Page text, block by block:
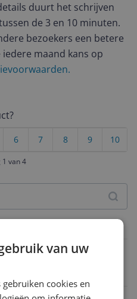
duurt het schrijven
de 3 en 10 minuten.
bezoekers een betere
maand kans op
10
9
8
7
6
1 van 4
van uw
cookies en